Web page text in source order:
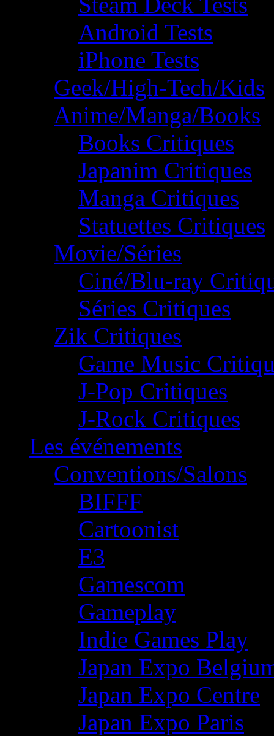
Android Tests
iPhone Tests
Geek/High-Tech/Kids
Anime/Manga/Books
Books Critiques
Japanim Critiques
Manga Critiques
Statuettes Critiques
Movie/Séries
Ciné/Blu-ray
Séries Critiques
Zik Critiques
Game Music
J-Pop Critiques
J-Rock Critiques
Les événements
Conventions/Salons
BIFFF
Cartoonist
E3
Gamescom
Gameplay
Indie Games Play
Japan Expo
Japan Expo Centre
Japan Expo Paris